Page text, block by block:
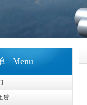
Menu
赁